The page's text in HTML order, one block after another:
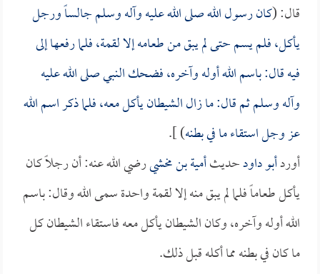
قال: (كان رسول الله صلى الله عليه وآله وسلم جالساً ورجل
يأكل، فلم يسم حتى لم يبق من طعامه إلا لقمة، فلما رفعها إلى
فيه قال: باسم الله أوله وآخره، فضحك النبي صلى الله عليه
وآله وسلم ثم قال: ما زال الشيطان يأكل معه، فلما ذكر اسم الله
عز وجل استقاء ما في بطنه) ].
أوردأبو داودحديثأمية بن مخشيرضي الله عنه: أن رجلاً كان
يأكل طعاماً فلما لم يبق منه إلا لقمة واحدة سمى الله وقال: باسم
الله أوله وآخره، وكان الشيطان يأكل معه فاستقاء الشيطان كل
ما كان في بطنه مما أكله قبل ذلك.